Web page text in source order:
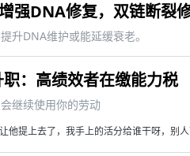
强DNA修复，双链断裂
升DNA维护或能延缓衰老。
：高绩效者在缴能力税
继续使用你的劳动
他提上去了，我手上的活分给谁干呀，别人